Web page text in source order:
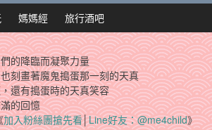
媽媽經 旅行酒吧
的降臨而凝聚力量
刻畫著魔鬼搗蛋那一刻的天真
還有搗蛋時的天真笑容
的回憶
加入粉絲團搶先看│Line好友：@me4child》